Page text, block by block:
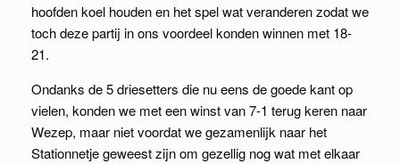
hoofden koel houden en het spel wat veranderen zodat we
toch deze partij in ons voordeel konden winnen met 18-
21.
Ondanks de 5 driesetters die nu eens de goede kant op
vielen, konden we met een winst van 7-1 terug keren naar
Wezep, maar niet voordat we gezamenlijk naar het
Stationnetje geweest zijn om gezellig nog wat met elkaar